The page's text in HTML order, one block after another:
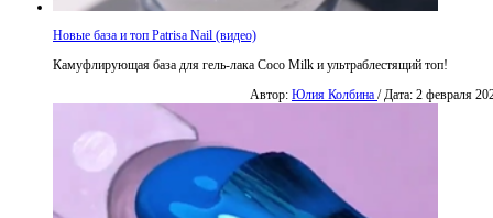
Новые база и топ Patrisa Nail (видео)
Камуфлирующая база для гель-лака Coco Milk и ультраблестящий топ!
Автор: Юлия Колбина / Дата: 2 февраля